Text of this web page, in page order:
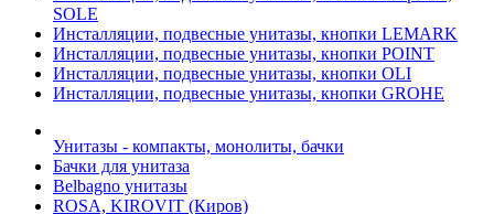
SOLE
Инсталляции, подвесные унитазы, кнопки LEMARK
Инсталляции, подвесные унитазы, кнопки POINT
Инсталляции, подвесные унитазы, кнопки OLI
Инсталляции, подвесные унитазы, кнопки GROHE
Унитазы - компакты, монолиты, бачки
Бачки для унитаза
Belbagno унитазы
ROSA, KIROVIT (Киров)